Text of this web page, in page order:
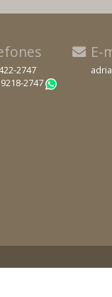
2747
2747
E-